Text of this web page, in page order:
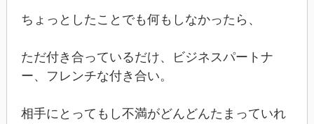
ちょっとしたことでも何もしなかったら、
ただ付き合っているだけ、ビジネスパートナ
ー、フレンチな付き合い。
相手にとってもし不満がどんどんたまっていれ